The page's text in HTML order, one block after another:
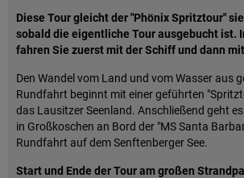
Diese Tour gleicht der "Phönix Spritztour"
sobald die eigentliche Tour ausgebucht ist.
fahren Sie zuerst mit der Schiff und dann
Den Wandel vom Land und vom Wasser aus
Rundfahrt beginnt mit einer geführten
das Lausitzer Seenland. Anschließend geht
in Großkoschen an Bord der "MS Santa
Rundfahrt auf dem Senftenberger See.
Start und Ende der Tour am großen